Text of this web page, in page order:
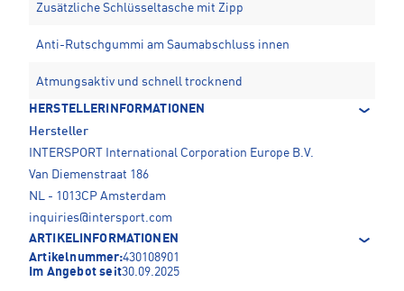
Zusätzliche Schlüsseltasche mit Zipp
Anti-Rutschgummi am Saumabschluss innen
Atmungsaktiv und schnell trocknend
HERSTELLERINFORMATIONEN
Hersteller
INTERSPORT International Corporation Europe B.V.
Van Diemenstraat 186
NL - 1013CP Amsterdam
inquiries@intersport.com
ARTIKELINFORMATIONEN
Artikelnummer:430108901
Im Angebot seit30.09.2025